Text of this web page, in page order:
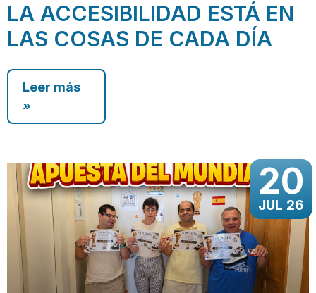
LA ACCESIBILIDAD ESTÁ EN
LAS COSAS DE CADA DÍA
Leer más
»
20
JUL 26